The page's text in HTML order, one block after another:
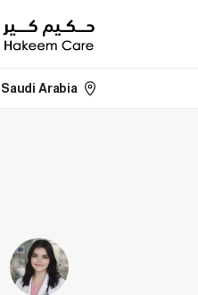
Saudi Arabia